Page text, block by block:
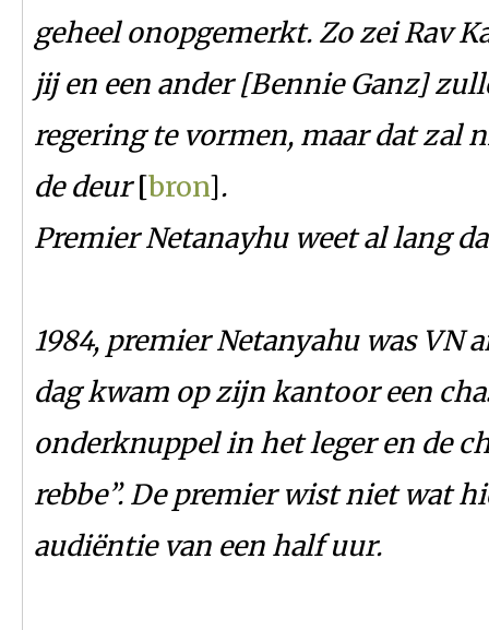
geheel onopgemerkt. Zo zei Rav
jij en een ander [Bennie Ganz]
regering te vormen, maar dat zal
de deur[bron].
Premier Netanayhu weet al lang
1984, premier Netanyahu was VN
dag kwam op zijn kantoor een
onderknuppel in het leger en de
rebbe”. De premier wist niet wat
audiëntie van een half uur.